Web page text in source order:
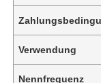
Verwendung
Nennfrequenz